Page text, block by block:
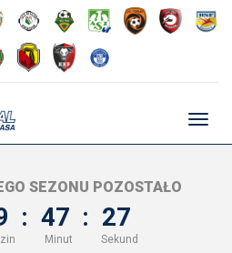
SEZONU POZOSTAŁO
: 47 : 26
Minut Sekund